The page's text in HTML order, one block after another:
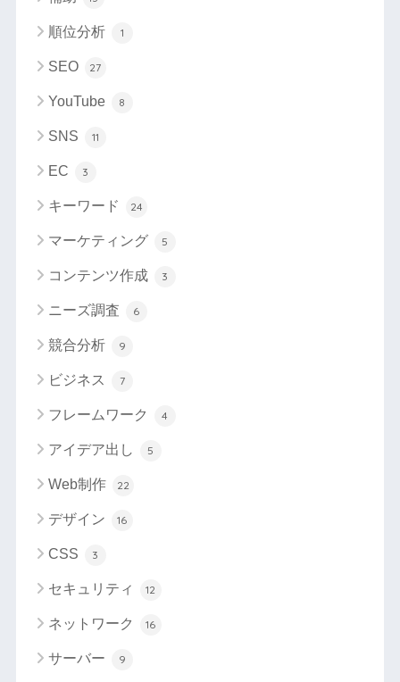
順位分析 1
SEO 27
YouTube 8
SNS 11
EC 3
キーワード 24
マーケティング 5
コンテンツ作成 3
ニーズ調査 6
競合分析 9
ビジネス 7
フレームワーク 4
アイデア出し 5
Web制作 22
デザイン 16
CSS 3
セキュリティ 12
ネットワーク 16
サーバー 9